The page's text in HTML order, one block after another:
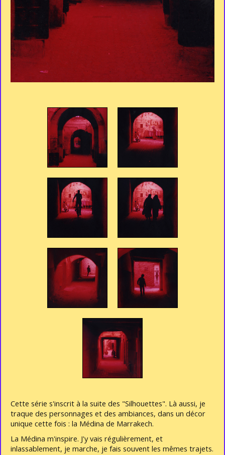
Cette série s'inscrit à la suite des "Silhouettes". Là aussi, je
traque des personnages et des ambiances, dans un décor
unique cette fois : la Médina de Marrakech.
La Médina m'inspire. J'y vais régulièrement, et
inlassablement, je marche, je fais souvent les mêmes trajets.